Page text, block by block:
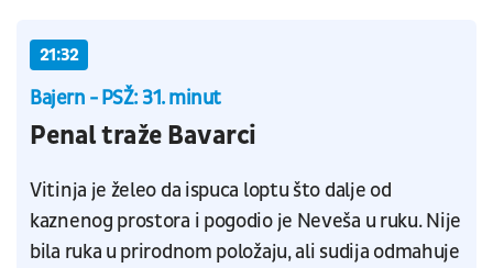
21:32
Bajern - PSŽ: 31. minut
Penal traže Bavarci
Vitinja je želeo da ispuca loptu što dalje od
kaznenog prostora i pogodio je Neveša u ruku. Nije
bila ruka u prirodnom položaju, ali sudija odmahuje